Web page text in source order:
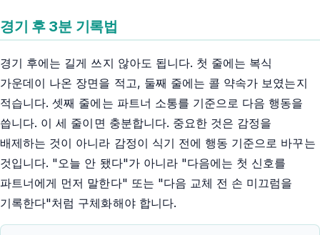
경기 후 3분 기록법
경기 후에는 길게 쓰지 않아도 됩니다. 첫 줄에는 복식
가운데이 나온 장면을 적고, 둘째 줄에는 콜 약속가 보였는지
적습니다. 셋째 줄에는 파트너 소통를 기준으로 다음 행동을
씁니다. 이 세 줄이면 충분합니다. 중요한 것은 감정을
배제하는 것이 아니라 감정이 식기 전에 행동 기준으로 바꾸는
것입니다. "오늘 안 됐다"가 아니라 "다음에는 첫 신호를
파트너에게 먼저 말한다" 또는 "다음 교체 전 손 미끄럼을
기록한다"처럼 구체화해야 합니다.